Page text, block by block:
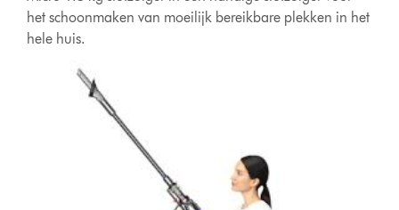
het schoonmaken van moeilijk bereikbare plekken in het
hele huis.